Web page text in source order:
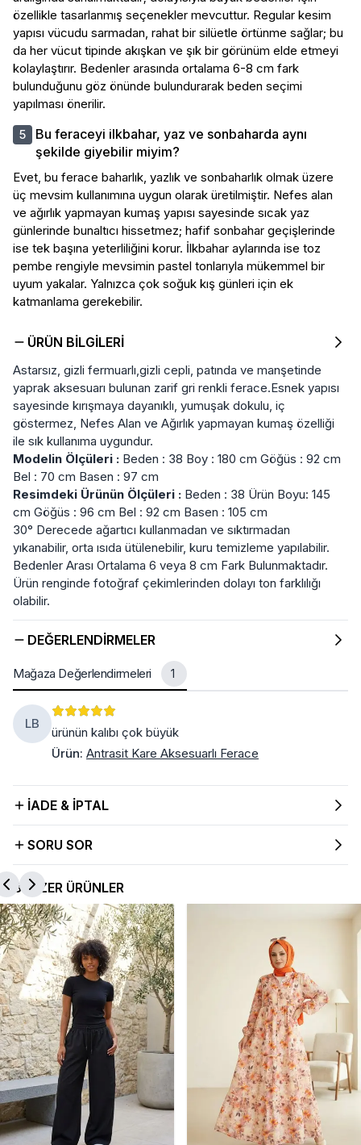
özellikle tasarlanmış seçenekler mevcuttur. Regular kesim
yapısı vücudu sarmadan, rahat bir silüetle örtünme sağlar; bu
da her vücut tipinde akışkan ve şık bir görünüm elde etmeyi
kolaylaştırır. Bedenler arasında ortalama 6-8 cm fark
bulunduğunu göz önünde bulundurarak beden seçimi
yapılması önerilir.
Bu feraceyi ilkbahar, yaz ve sonbaharda aynı
şekilde giyebilir miyim?
Evet, bu ferace baharlık, yazlık ve sonbaharlık olmak üzere
üç mevsim kullanımına uygun olarak üretilmiştir. Nefes alan
ve ağırlık yapmayan kumaş yapısı sayesinde sıcak yaz
günlerinde bunaltıcı hissetmez; hafif sonbahar geçişlerinde
ise tek başına yeterliliğini korur. İlkbahar aylarında ise toz
pembe rengiyle mevsimin pastel tonlarıyla mükemmel bir
uyum yakalar. Yalnızca çok soğuk kış günleri için ek
katmanlama gerekebilir.
ÜRÜN BILGILERI
Astarsız, gizli fermuarlı,gizli cepli, patında ve manşetinde
yaprak aksesuarı bulunan zarif gri renkli ferace.Esnek yapısı
sayesinde kırışmaya dayanıklı, yumuşak dokulu, iç
göstermez, Nefes Alan ve Ağırlık yapmayan kumaş özelliği
ile sık kullanıma uygundur.
Modelin Ölçüleri : Beden : 38 Boy : 180 cm Göğüs : 92 cm
Bel : 70 cm Basen : 97 cm
Resimdeki Ürünün Ölçüleri : Beden : 38 Ürün Boyu: 145
cm Göğüs : 96 cm Bel : 92 cm Basen : 105 cm
30° Derecede ağartıcı kullanmadan ve sıktırmadan
yıkanabilir, orta ısıda ütülenebilir, kuru temizleme yapılabilir.
Bedenler Arası Ortalama 6 veya 8 cm Fark Bulunmaktadır.
Ürün renginde fotoğraf çekimlerinden dolayı ton farklılığı
olabilir.
DEĞERLENDIRMELER
Mağaza Değerlendirmeleri 1
LB
ürünün kalıbı çok büyük
Ürün: Antrasit Kare Aksesuarlı Ferace
İADE & İPTAL
SORU SOR
BENZER ÜRÜNLER